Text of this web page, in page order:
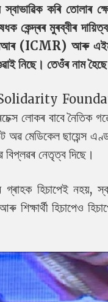
কৰি তোলাৰ
কেন্দ্ৰৰ মুৰব্বীৰ
(ICMR) আৰু এইমছ
নিছে। তেওঁৰ নাম
লোকৰ বাবে
অৱ মেডিকেল ছায়েন্স এণ্ড
নেতৃত্ব দিছে।
হিচাপেই নহয়,
শিক্ষাৰ্থী হিচাপেও